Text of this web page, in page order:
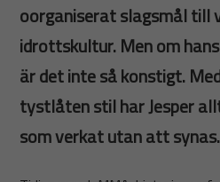
oorganiserat slagsmål till
idrottskultur. Men om
är det inte så konstigt.
tystlåten stil har Jesper
som verkat utan att synas.